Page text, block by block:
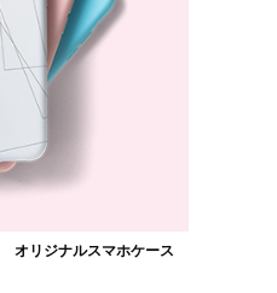
オリジナルスマホケース